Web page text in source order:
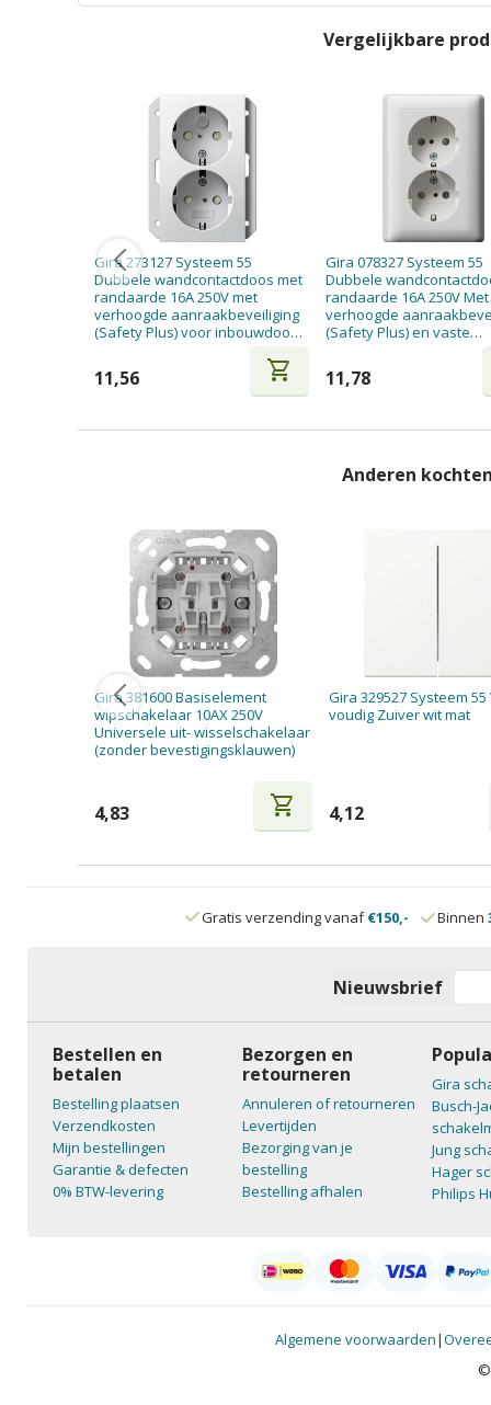
Vergelijkbare
Gira 273127 Systeem 55
Dubbele wandcontactdoos met
randaarde 16A 250V met
verhoogde aanraakbeveiliging
(Safety Plus) voor inbouwdoos
11,56 shopping_cart
Gira 078327 Systeem 55
Dubbele
randaarde 16A 250V Met
verhoogde
(Safety Plus) en vaste
inbouwdoos
Zuiver wit mat
11,78
Anderen
Gira 381600 Basiselement
wipschakelaar 10AX 250V
Universele uit- wisselschakelaar
(zonder bevestigingsklauwen)
4,83 shopping_cart
Gira 329527 Systeem 55
voudig Zuiver wit mat
4,12
Gratis verzending vanaf€150,- Binnen
Nieuwsbrief
Bestellen en
betalen
Bestelling plaatsen
Verzendkosten
Mijn bestellingen
Garantie & defecten
0% BTW-levering
Bezorgen en
retourneren
Annuleren of retourneren
Levertijden
Bezorging van je
bestelling
Bestelling afhalen
Gira
Busch-
Jung
Hager
Philips
Algemene voorwaarden|
©